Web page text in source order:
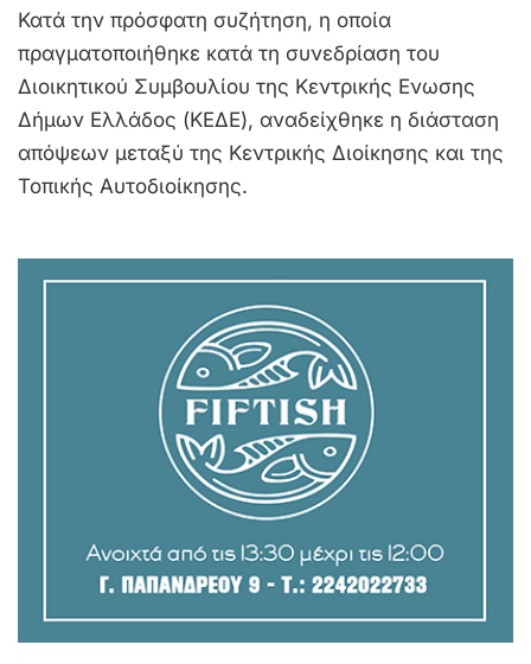
Κατά την πρόσφατη συζήτηση, η οποία
πραγματοποιήθηκε κατά τη συνεδρίαση του
Διοικητικού Συμβουλίου της Κεντρικής Ενωσης
Δήμων Ελλάδος (ΚΕΔΕ), αναδείχθηκε η διάσταση
απόψεων μεταξύ της Κεντρικής Διοίκησης και της
Τοπικής Αυτοδιοίκησης.